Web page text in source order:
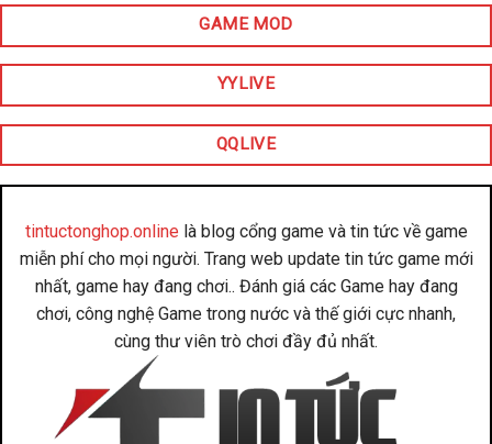
GAME MOD
YYLIVE
QQLIVE
tintuctonghop.online là blog cổng game và tin tức về game
miễn phí cho mọi người. Trang web update tin tức game mới
nhất, game hay đang chơi.. Đánh giá các Game hay đang
chơi, công nghệ Game trong nước và thế giới cực nhanh,
cùng thư viên trò chơi đầy đủ nhất.